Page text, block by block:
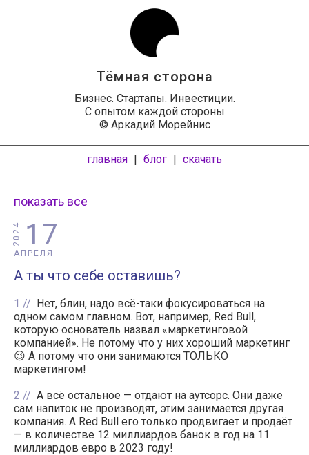
Тёмная сторона
Бизнес. Стартапы. Инвестиции.
С опытом каждой стороны
© Аркадий Морейнис
главная | блог | скачать
показать все
17
АПРЕЛЯ
2024
А ты что себе оставишь?
1
Нет, блин, надо всё-таки фокусироваться на
одном самом главном. Вот, например, Red Bull,
которую основатель назвал «маркетинговой
компанией». Не потому что у них хороший маркетинг
😉 А потому что они занимаются ТОЛЬКО
маркетингом!
2
А всё остальное — отдают на аутсорс. Они даже
сам напиток не производят, этим занимается другая
компания. А Red Bull его только продвигает и продаёт
— в количестве 12 миллиардов банок в год на 11
миллиардов евро в 2023 году!